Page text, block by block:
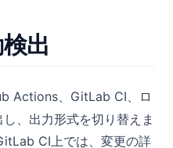
出
Actions、GitLab CI、ロ
、出力形式を切り替えま
CI上では、変更の詳